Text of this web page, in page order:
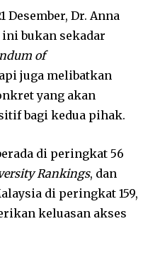
Desember, Dr. Anna
bukan sekadar
of
juga melibatkan
yang akan
bagi kedua pihak.
di peringkat 56
Rankings, dan
di peringkat 159,
keluasan akses